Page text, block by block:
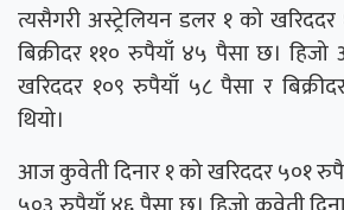
त्यसैगरी अस्ट्रेलियन डलर १ को
बिक्रीदर ११० रुपैयाँ ४५ पैसा छ।
खरिददर १०९ रुपैयाँ ५८ पैसा र
थियो।
आज कुवेती दिनार १ को खरिददर ५०१